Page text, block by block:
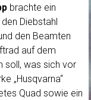
brachte ein
Diebstahl
den Beamten
auf dem
soll, was sich vor
„Husqvarna“
Quad sowie ein